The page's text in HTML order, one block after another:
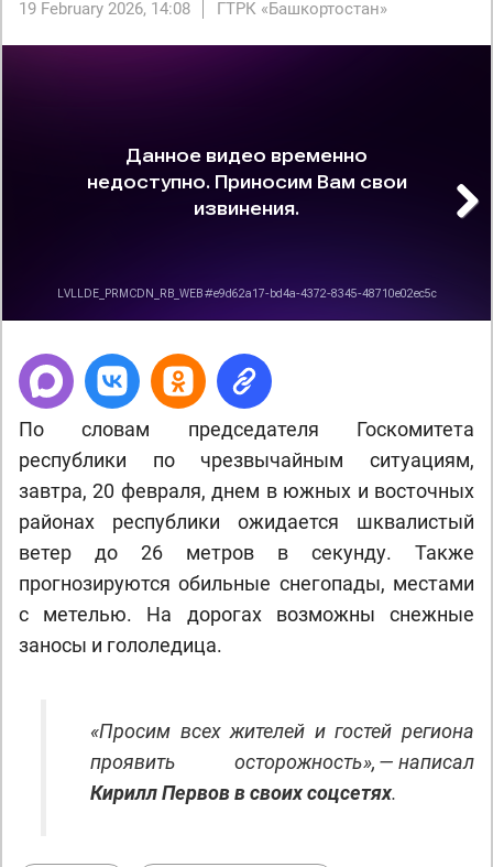
19 February 2026, 14:08 ГТРК «Башкортостан»
По словам председателя Госкомитета
республики по чрезвычайным ситуациям,
завтра, 20 февраля, днем в южных и восточных
районах республики ожидается шквалистый
ветер до 26 метров в секунду. Также
прогнозируются обильные снегопады, местами
с метелью. На дорогах возможны снежные
заносы и гололедица.
«Просим всех жителей и гостей региона
проявить осторожность», — написал
Кирилл Первов в своих соцсетях.